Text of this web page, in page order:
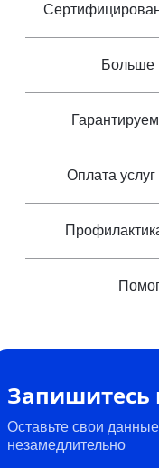
Больше
Оплата
Запишитесь
Оставьте свои
незамедлительно